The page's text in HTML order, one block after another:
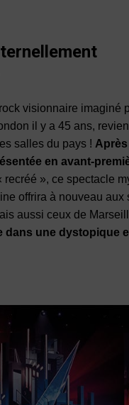
visionnaire imaginé
il y a 45 ans,
salles du pays !
en avant-
recréé », ce spectacle
offrira à nouveau aux
aussi ceux de
dans une dystopique